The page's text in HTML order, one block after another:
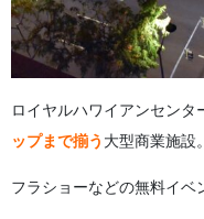
ロイヤルハワイアンセンタ
ップまで揃う 大型商業施設。
フラショーなどの無料イベ